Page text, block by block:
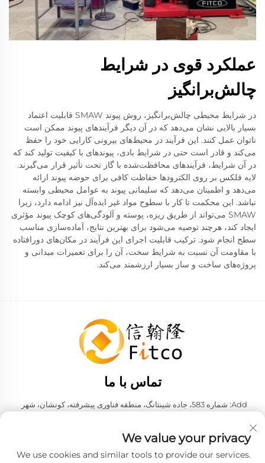
عملکرد قوی در شرایط
چالش‌برانگیز
در شرایط محیطی چالش‌برانگیز، روش پیوند SMAW قابلیت اعتماد
بسیار بالایی نشان می‌دهد که در آن دیگر فرآیندهای پیوند ممکن است
ناتوان عمل کنند. این فرآیند در محیط‌های بیرونی کارایی خود را حفظ
می‌کند و قادر است حتی در شرایط بادی، پیوندهای با کیفیت تولید کند که
در آن شرایط، فرآیندهای محافظت‌شده با گاز تحت تأثیر قرار می‌گیرند.
لایه فلکس بر روی الکترودها حفاظت کافی برای حوضه پیوند ارائه
می‌دهد و اطمینان می‌دهد که سلیمانی پیوند به عوامل محیطی وابسته
نباشد. این محکمت تا کار با سطوح مواد غیر ایده‌آل نیز ادامه دارد، زیرا
SMAW می‌تواند از طریق ریزه، پوسته و آلودگی‌های کوچک پیوند مؤثری
ایجاد کند، هرچند توصیه می‌شود برای بهترین نتایج، آماده‌سازی مناسب
سطح انجام شود. ترکیب قابلیت اجرای این فرآیند در مکان‌های دورافتاده
با مقاومت آن نسبت به شرایط سخت، آن را برای تعمیرات میدانی و
پروژه‌های ساخت و ساز بسیار ارزشمند می‌کند.
تماس با ما
Add: شماره 583، جاده شینتانگ، منطقه فناوری پیشرفته، کونشان، شهر
تلفن:+86-137 6186 0079
ایمیل:[email protected]
We value your privacy
We use cookies and similar tools to provide our services.